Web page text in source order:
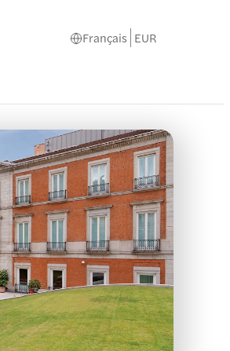
Français EUR